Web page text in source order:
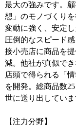
最大の強みです。
想」のモノづくり
変動に強く、安定
圧倒的なスピード
接小売店に商品を
減。他社が真似で
店頭で得られる「
を開発。総商品数
世に送り出していま
【注力分野】